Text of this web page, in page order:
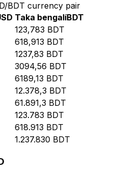
BDT currency pair
Taka bengalíBDT
123,783 BDT
618,913 BDT
1237,83 BDT
3094,56 BDT
6189,13 BDT
12.378,3 BDT
61.891,3 BDT
123.783 BDT
618.913 BDT
1.237.830 BDT